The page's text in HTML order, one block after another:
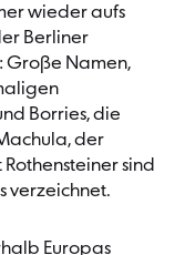
wieder aufs
Berliner
Große Namen,
Borries, die
der
sind
verzeichnet.
Europas